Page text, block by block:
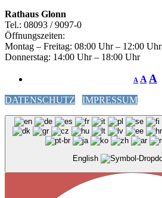
Rathaus Glonn
Tel.: 08093 / 9097-0
Öffnungszeiten:
Montag – Freitag: 08:00 Uhr – 12:00 Uhr
Donnerstag: 14:00 Uhr – 18:00 Uhr
A A A
DATENSCHUTZ IMPRESSUM
English